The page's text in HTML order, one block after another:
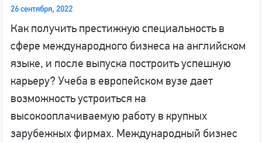
26 сентября, 2022
Как получить престижную специальность в
сфере международного бизнеса на английском
языке, и после выпуска построить успешную
карьеру? Учеба в европейском вузе дает
возможность устроиться на
высокооплачиваемую работу в крупных
зарубежных фирмах. Международный бизнес